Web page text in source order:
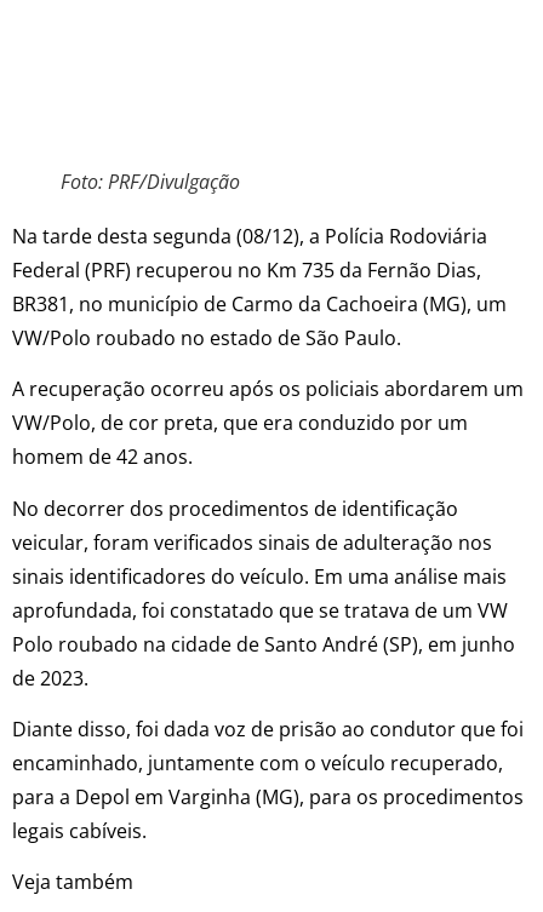
Foto: PRF/Divulgação
Na tarde desta segunda (08/12), a Polícia Rodoviária
Federal (PRF) recuperou no Km 735 da Fernão Dias,
BR381, no município de Carmo da Cachoeira (MG), um
VW/Polo roubado no estado de São Paulo.
A recuperação ocorreu após os policiais abordarem um
VW/Polo, de cor preta, que era conduzido por um
homem de 42 anos.
No decorrer dos procedimentos de identificação
veicular, foram verificados sinais de adulteração nos
sinais identificadores do veículo. Em uma análise mais
aprofundada, foi constatado que se tratava de um VW
Polo roubado na cidade de Santo André (SP), em junho
de 2023.
Diante disso, foi dada voz de prisão ao condutor que foi
encaminhado, juntamente com o veículo recuperado,
para a Depol em Varginha (MG), para os procedimentos
legais cabíveis.
Veja também